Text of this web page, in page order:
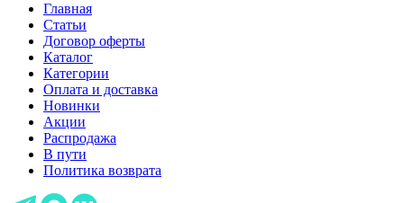
Главная
Статьи
Договор оферты
Каталог
Категории
Оплата и доставка
Новинки
Акции
Распродажа
В пути
Политика возврата